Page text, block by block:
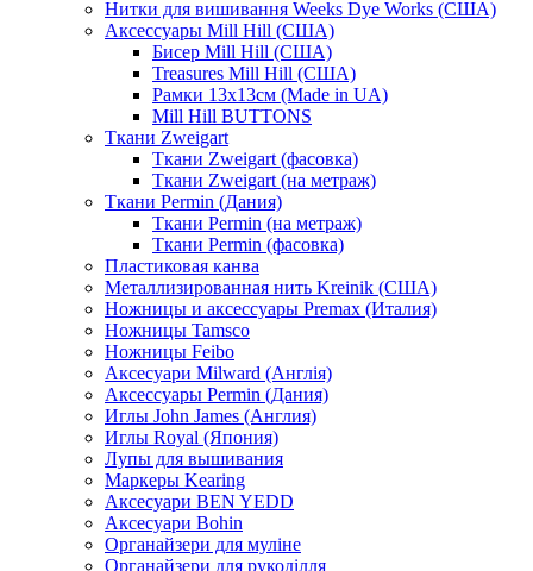
Нитки для вишивання Weeks Dye Works (США)
Аксессуары Mill Hill (США)
Бисер Mill Hill (США)
Treasures Mill Hill (США)
Рамки 13х13см (Made in UA)
Mill Hill BUTTONS
Ткани Zweigart
Ткани Zweigart (фасовка)
Ткани Zweigart (на метраж)
Ткани Permin (Дания)
Ткани Permin (на метраж)
Ткани Permin (фасовка)
Пластиковая канва
Металлизированная нить Kreinik (США)
Ножницы и аксессуары Premax (Италия)
Ножницы Tamsco
Ножницы Feibo
Аксесуари Milward (Англія)
Аксессуары Permin (Дания)
Иглы John James (Англия)
Иглы Royal (Япония)
Лупы для вышивания
Маркеры Kearing
Аксесуари BEN YEDD
Аксесуари Bohin
Органайзери для муліне
Органайзери для рукоділля